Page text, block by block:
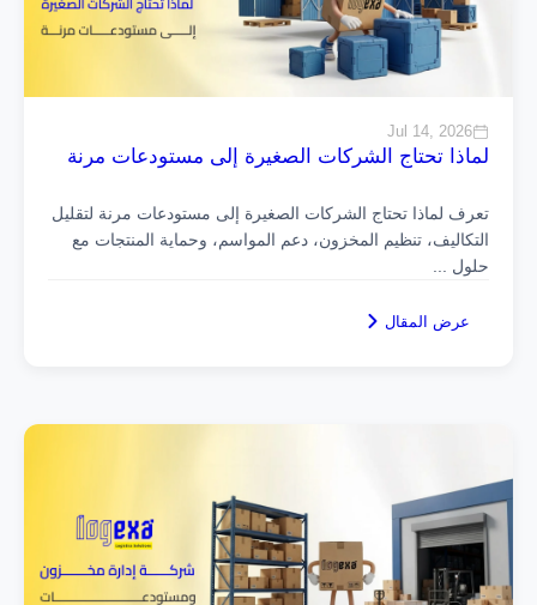
Jul 14, 2026
لماذا تحتاج الشركات الصغيرة إلى مستودعات مرنة
تعرف لماذا تحتاج الشركات الصغيرة إلى مستودعات مرنة لتقليل
التكاليف، تنظيم المخزون، دعم المواسم، وحماية المنتجات مع
حلول
عرض المقال